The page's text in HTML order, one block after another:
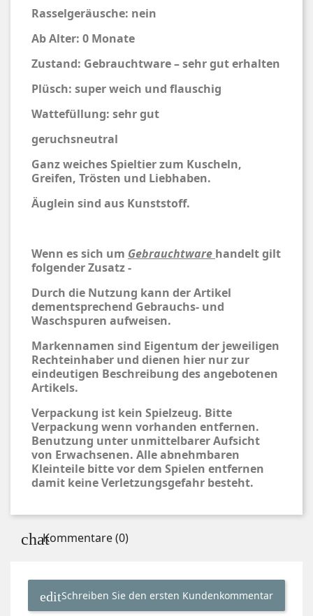
Rasselgeräusche: nein
Ab Alter: 0 Monate
Zustand: Gebrauchtware – sehr gut erhalten
Plüsch: super weich und flauschig
Wattefüllung: sehr gut
geruchsneutral
Ganz weiches Spieltier zum Kuscheln,
Greifen, Trösten und Liebhaben.
Äuglein sind aus Kunststoff.
Wenn es sich um Gebrauchtware handelt gilt
folgender Zusatz -
Durch die Nutzung kann der Artikel
dementsprechend Gebrauchs- und
Waschspuren aufweisen.
Markennamen sind Eigentum der jeweiligen
Rechteinhaber und dienen hier nur zur
eindeutigen Beschreibung des angebotenen
Artikels.
Verpackung ist kein Spielzeug. Bitte
Verpackung wenn vorhanden entfernen.
Benutzung unter unmittelbarer Aufsicht
von Erwachsenen. Alle abnehmbaren
Kleinteile bitte vor dem Spielen entfernen
damit keine Verletzungsgefahr besteht.
Kommentare (0)
Schreiben Sie den ersten Kundenkommentar